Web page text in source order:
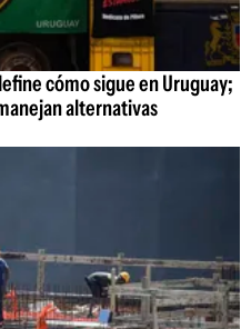
cómo sigue en Uruguay;
alternativas